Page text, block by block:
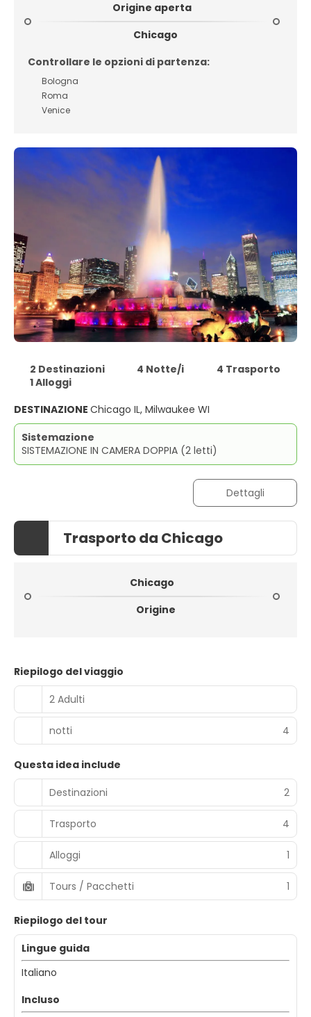
Origine aperta
Chicago
Controllare le opzioni di partenza:
Bologna
Roma
Venice
2 Destinazioni 4 Notte/i
4 Trasporto
1 Alloggi
DESTINAZIONE Chicago IL, Milwaukee WI
Sistemazione
SISTEMAZIONE IN CAMERA DOPPIA (2 letti)
Dettagli
Trasporto da Chicago
Chicago
Origine
Riepilogo del viaggio
2 Adulti
notti 4
Questa idea include
Destinazioni
2
Trasporto 4
Alloggi 1
Tours / Pacchetti 1
Riepilogo del tour
Lingue guida
Italiano
Incluso